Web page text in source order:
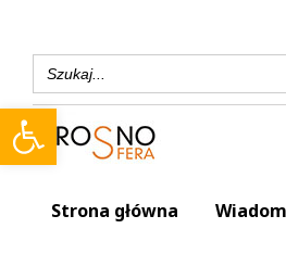
Open toolbar
Search
for:
Strona główna